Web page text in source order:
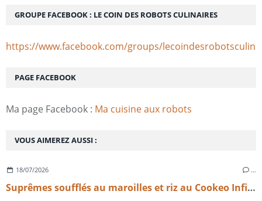
VOUS AIMEREZ AUSSI :
18/07/2026 …
Suprêmes soufflés au maroilles et riz au Cookeo Infinity​​​​​​​
PAGE FACEBOOK
Ma page Facebook : Ma cuisine aux robots
GROUPE FACEBOOK : LE COIN DES ROBOTS CULINAIRES
https://www.facebook.com/groups/